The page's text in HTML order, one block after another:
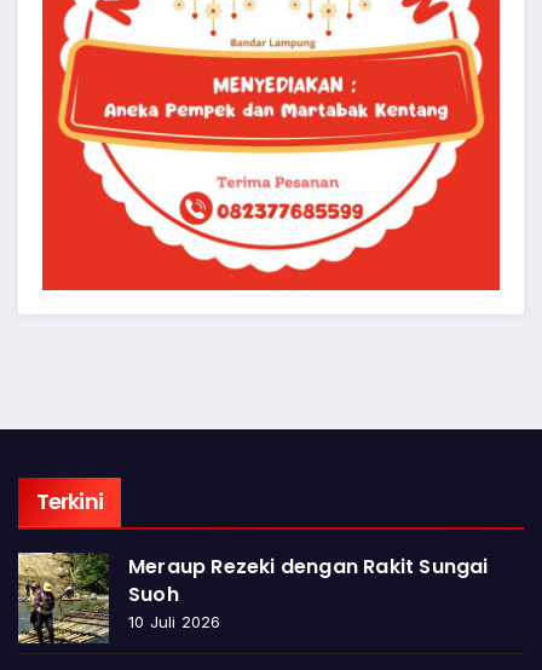
Terkini
Meraup Rezeki dengan Rakit Sungai
Suoh
10 Juli 2026